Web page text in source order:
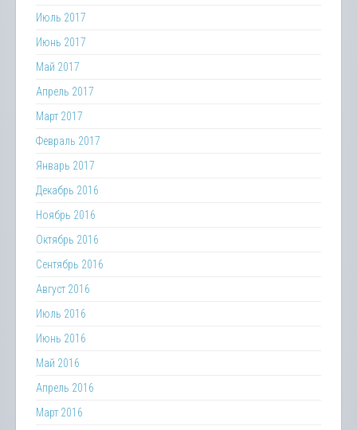
Июль 2017
Июнь 2017
Май 2017
Апрель 2017
Март 2017
Февраль 2017
Январь 2017
Декабрь 2016
Ноябрь 2016
Октябрь 2016
Сентябрь 2016
Август 2016
Июль 2016
Июнь 2016
Май 2016
Апрель 2016
Март 2016